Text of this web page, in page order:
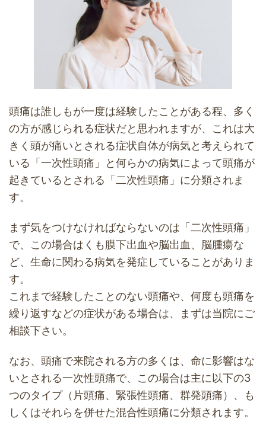
頭痛は誰しもが一度は経験したことがある程、多く
の方が感じられる症状だと思われますが、これは大
きく頭が痛いとされる症状自体が病気と考えられて
いる「一次性頭痛」と何らかの病気によって頭痛が
起きているとされる「二次性頭痛」に分類されま
す。
まず気をつけなければならないのは「二次性頭痛」
で、この場合はくも膜下出血や脳出血、脳腫瘍な
ど、生命に関わる病気を発症していることがありま
す。
これまで経験したことのない頭痛や、何度も頭痛を
繰り返すなどの症状がある場合は、まずは当院にご
相談下さい。
なお、頭痛で来院される方の多くは、命に影響はな
いとされる一次性頭痛で、この場合は主に以下の3
つのタイプ（片頭痛、緊張性頭痛、群発頭痛）、も
しくはそれらを併せた混合性頭痛に分類されます。